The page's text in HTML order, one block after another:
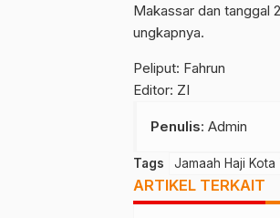
Makassar dan tanggal
ungkapnya.
Peliput: Fahrun
Editor: ZI
Penulis: Admin
Tags Jamaah Haji Kota
ARTIKEL TERKAIT